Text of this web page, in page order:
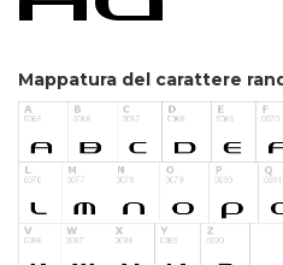
Mappatura del carattere